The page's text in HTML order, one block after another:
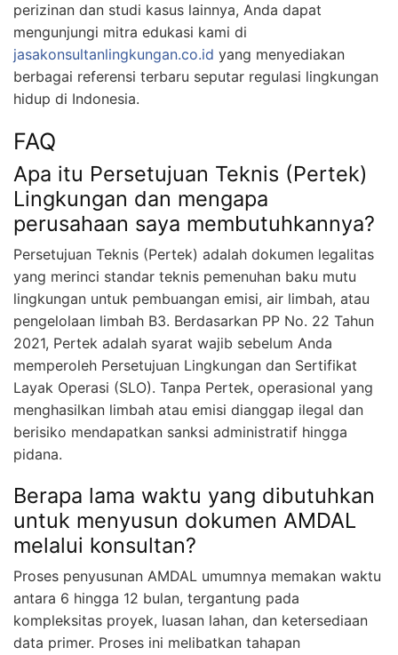
perizinan dan studi kasus lainnya, Anda dapat
mengunjungi mitra edukasi kami di
jasakonsultanlingkungan.co.id yang menyediakan
berbagai referensi terbaru seputar regulasi lingkungan
hidup di Indonesia.
FAQ
Apa itu Persetujuan Teknis (Pertek)
Lingkungan dan mengapa
perusahaan saya membutuhkannya?
Persetujuan Teknis (Pertek) adalah dokumen legalitas
yang merinci standar teknis pemenuhan baku mutu
lingkungan untuk pembuangan emisi, air limbah, atau
pengelolaan limbah B3. Berdasarkan PP No. 22 Tahun
2021, Pertek adalah syarat wajib sebelum Anda
memperoleh Persetujuan Lingkungan dan Sertifikat
Layak Operasi (SLO). Tanpa Pertek, operasional yang
menghasilkan limbah atau emisi dianggap ilegal dan
berisiko mendapatkan sanksi administratif hingga
pidana.
Berapa lama waktu yang dibutuhkan
untuk menyusun dokumen AMDAL
melalui konsultan?
Proses penyusunan AMDAL umumnya memakan waktu
antara 6 hingga 12 bulan, tergantung pada
kompleksitas proyek, luasan lahan, dan ketersediaan
data primer. Proses ini melibatkan tahapan